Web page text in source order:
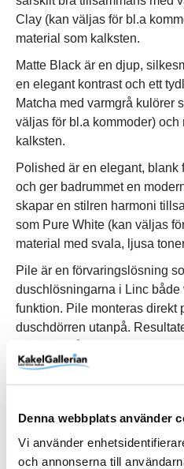
Denna webbplats använder
Vi använder
och annonserna till
Clay (kan väljas för bl.a
material som kalksten.
Matte Black är en djup,
en elegant kontrast och ett
Matcha med varmgrå kulörer
väljas för bl.a kommoder)
kalksten.
Polished är en elegant, blank
och ger badrummet en
skapar en stilren harmoni
som Pure White (kan väljas
material med svala, ljusa
Pile är en förvaringslösning
duschlösningarna i Linc
funktion. Pile monteras direkt
duschdörren utanpå.
familjens alla schampo- och
onödig plats i själva
behov. Skruvas i vägg
Fix.